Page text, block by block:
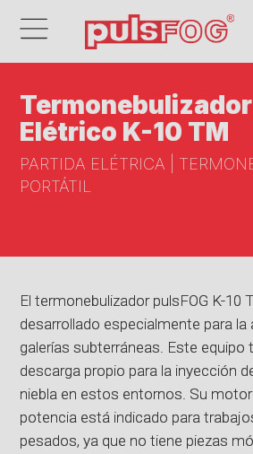
Elétrico K-10 TM
PARTIDA ELÉTRICA |
PORTÁTIL
El termonebulizador pulsFOG K-10
desarrollado especialmente para la
galerías subterráneas. Este equipo
descarga propio para la inyección
niebla en estos entornos. Su
potencia está indicado para
pesados, ya que no tiene piezas